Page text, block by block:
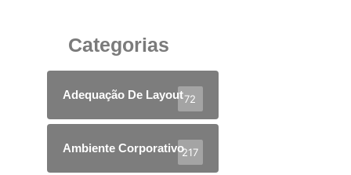
Categorias
Adequação De Layout72
Ambiente Corporativo217